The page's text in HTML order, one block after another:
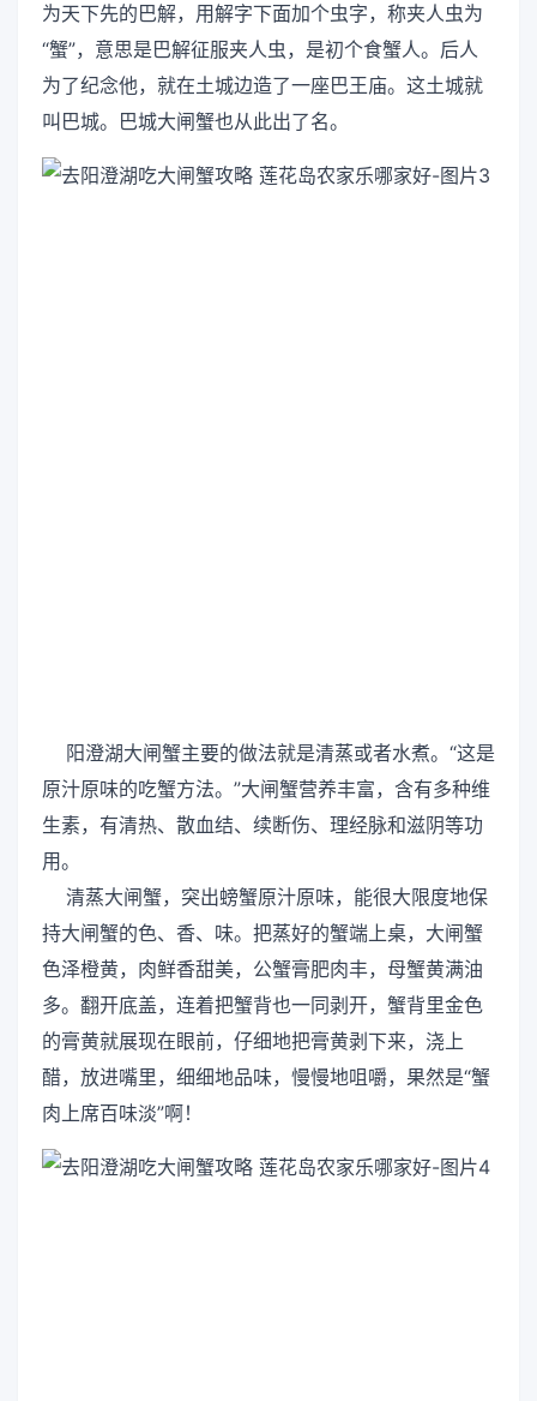
为天下先的巴解，用解字下面加个虫字，称夹人虫为
“蟹”，意思是巴解征服夹人虫，是初个食蟹人。后人
为了纪念他，就在土城边造了一座巴王庙。这土城就
叫巴城。巴城大闸蟹也从此出了名。
阳澄湖大闸蟹主要的做法就是清蒸或者水煮。“这是
原汁原味的吃蟹方法。”大闸蟹营养丰富，含有多种维
生素，有清热、散血结、续断伤、理经脉和滋阴等功
用。
清蒸大闸蟹，突出螃蟹原汁原味，能很大限度地保
持大闸蟹的色、香、味。把蒸好的蟹端上桌，大闸蟹
色泽橙黄，肉鲜香甜美，公蟹膏肥肉丰，母蟹黄满油
多。翻开底盖，连着把蟹背也一同剥开，蟹背里金色
的膏黄就展现在眼前，仔细地把膏黄剥下来，浇上
醋，放进嘴里，细细地品味，慢慢地咀嚼，果然是“蟹
肉上席百味淡”啊！